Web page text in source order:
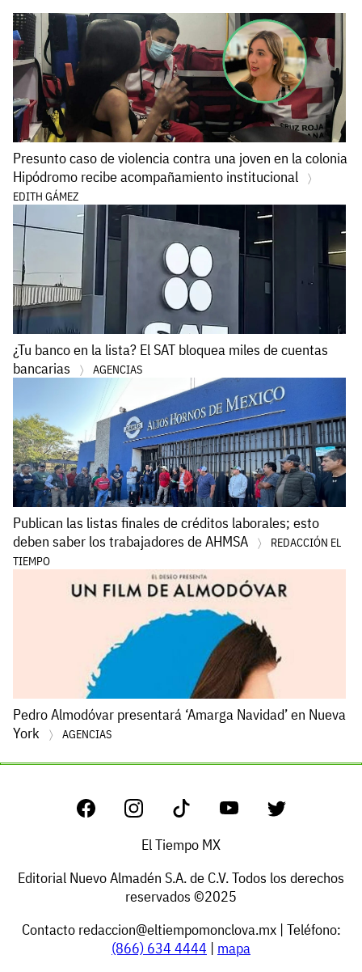
Presunto caso de violencia contra una joven en la colonia
Hipódromo recibe acompañamiento institucional
EDITH GÁMEZ
¿Tu banco en la lista? El SAT bloquea miles de cuentas
bancarias
AGENCIAS
Publican las listas finales de créditos laborales; esto
deben saber los trabajadores de AHMSA
REDACCIÓN EL
TIEMPO
Pedro Almodóvar presentará ‘Amarga Navidad’ en Nueva
York
AGENCIAS
El Tiempo MX
Editorial Nuevo Almadén S.A. de C.V. Todos los derechos
reservados ©2025
Contacto redaccion@eltiempomonclova.mx| Teléfono:
(866) 634 4444 | mapa